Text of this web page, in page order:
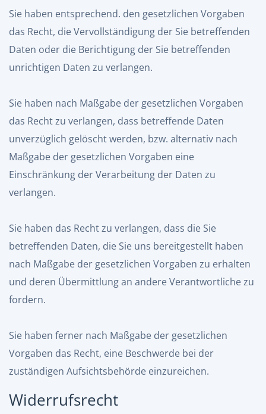
Sie haben entsprechend. den gesetzlichen Vorgaben
das Recht, die Vervollständigung der Sie betreffenden
Daten oder die Berichtigung der Sie betreffenden
unrichtigen Daten zu verlangen.
Sie haben nach Maßgabe der gesetzlichen Vorgaben
das Recht zu verlangen, dass betreffende Daten
unverzüglich gelöscht werden, bzw. alternativ nach
Maßgabe der gesetzlichen Vorgaben eine
Einschränkung der Verarbeitung der Daten zu
verlangen.
Sie haben das Recht zu verlangen, dass die Sie
betreffenden Daten, die Sie uns bereitgestellt haben
nach Maßgabe der gesetzlichen Vorgaben zu erhalten
und deren Übermittlung an andere Verantwortliche zu
fordern.
Sie haben ferner nach Maßgabe der gesetzlichen
Vorgaben das Recht, eine Beschwerde bei der
zuständigen Aufsichtsbehörde einzureichen.
Widerrufsrecht